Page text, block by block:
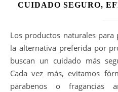
CUIDADO SEGURO,
Los productos naturales para perros se han convertido en
la alternativa preferida por
buscan un cuidado más
Cada vez más, evitamos
parabenos o fragancias